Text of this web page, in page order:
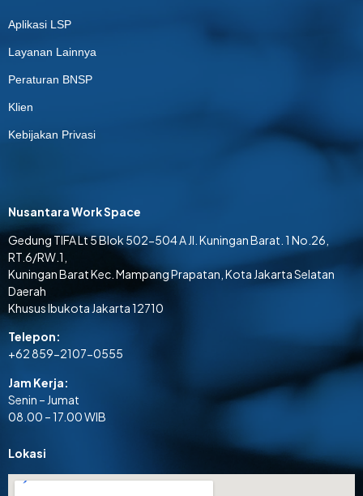
Aplikasi LSP
Layanan Lainnya
Peraturan BNSP
Klien
Kebijakan Privasi
Nusantara Work Space
Gedung TIFA Lt 5 Blok 502-504 A Jl. Kuningan Barat. 1 No.26,
RT.6/RW.1,
Kuningan Barat Kec. Mampang Prapatan, Kota Jakarta Selatan
Daerah
Khusus Ibukota Jakarta 12710
Telepon:
+62 859-2107-0555
Jam Kerja:
Senin – Jumat
08.00 – 17.00 WIB
Lokasi